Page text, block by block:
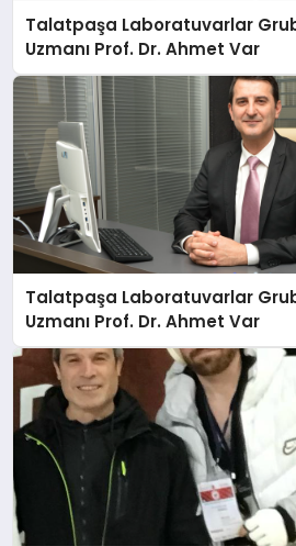
Talatpaşa Laboratuvarlar
Uzmanı Prof. Dr. Ahmet Var
Talatpaşa Laboratuvarlar
Uzmanı Prof. Dr. Ahmet Var